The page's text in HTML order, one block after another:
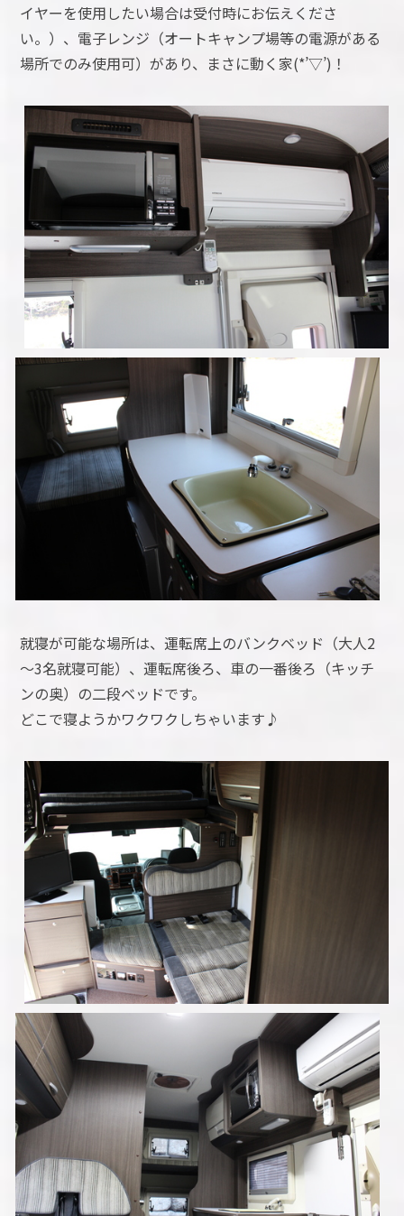
イヤーを使用したい場合は受付時にお伝えくださ
い。）、電子レンジ（オートキャンプ場等の電源がある
場所でのみ使用可）があり、まさに動く家(*’▽’)！
就寝が可能な場所は、運転席上のバンクベッド（大人2
～3名就寝可能）、運転席後ろ、車の一番後ろ（キッチ
ンの奥）の二段ベッドです。
どこで寝ようかワクワクしちゃいます♪